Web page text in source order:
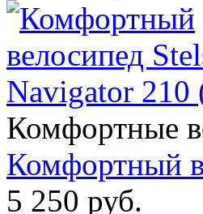
Комфортные
Комфортный
5 250 руб.